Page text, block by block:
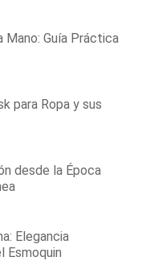
Mano: Guía Práctica
para Ropa y sus
desde la Época
Elegancia
Esmoquin